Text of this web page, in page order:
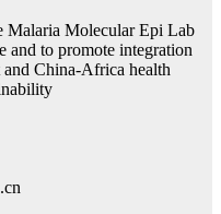
Malaria Molecular Epi Lab
and to promote integration
China-Africa health